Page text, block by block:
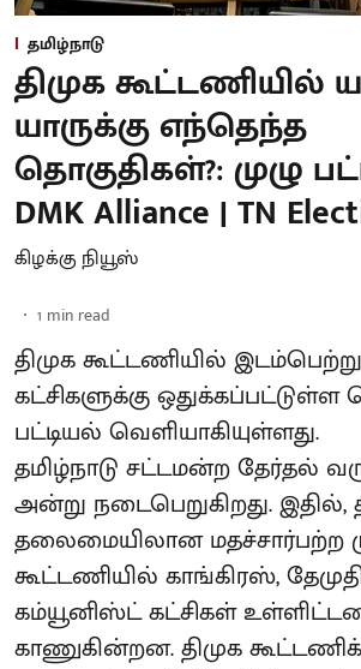
தமிழ்நாடு
திமுக கூட்டணியில்
யாருக்கு எந்தெந்த
தொகுதிகள்?: முழு
DMK Alliance | TN
கிழக்கு நியூஸ்
1 min read
திமுக கூட்டணியில்
கட்சிகளுக்கு ஒதுக்கப்பட்டுள்ள
பட்டியல் வெளியாகியுள்ளது.
தமிழ்நாடு சட்டமன்ற தேர்தல்
அன்று நடைபெறுகிறது. இதில்,
தலைமையிலான மதச்சார்பற்ற
கூட்டணியில் காங்கிரஸ்,
கம்யூனிஸ்ட் கட்சிகள்
காணுகின்றன. திமுக